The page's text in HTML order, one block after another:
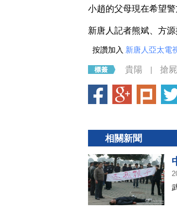
小趙的父母現在希望
新唐人記者熊斌、方源
按讚加入 新唐人亞太電
貴陽 搶
相關新聞